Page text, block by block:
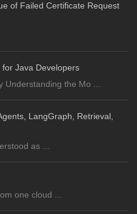
of Failed Certificate Request
Java Developers
Understanding the Mo ...
LangGraph, Retrieval,
as ...
one cloud ...